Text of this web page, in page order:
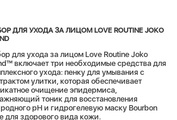
ДЛЯ УХОДА ЗА ЛИЦОМ LOVE ROUTINE JOKO
для ухода за лицом Love Routine Joko
включает три необходимые средства для
ухода: пенку для умывания с
улитки, которая обеспечивает
очищение эпидермиса,
тоник для восстановления
pH и гидрогелевую маску Bourbon
для здорового вида кожи.